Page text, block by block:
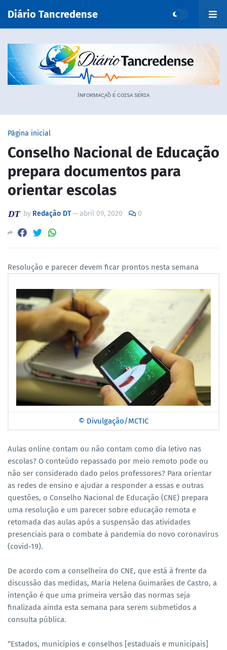
Diário Tancredense
Iɴғᴏʀᴍᴀᴄ̧ᴀ̃ᴏ ᴇ́ ᴄᴏɪsᴀ sᴇ́ʀɪᴀ
Página inicial
Conselho Nacional de Educação
prepara documentos para
orientar escolas
by Redação DT—abril 09, 2020 0
Resolução e parecer devem ficar prontos nesta semana
© Divulgação/MCTIC
Aulas online contam ou não contam como dia letivo nas
escolas? O conteúdo repassado por meio remoto pode ou
não ser considerado dado pelos professores? Para orientar
as redes de ensino e ajudar a responder a essas e outras
questões, o Conselho Nacional de Educação (CNE) prepara
uma resolução e um parecer sobre educação remota e
retomada das aulas após a suspensão das atividades
presenciais para o combate à pandemia do novo coronavírus
(covid-19).
De acordo com a conselheira do CNE, que está à frente da
discussão das medidas, Maria Helena Guimarães de Castro, a
intenção é que uma primeira versão das normas seja
finalizada ainda esta semana para serem submetidos a
consulta pública.
“Estados, municípios e conselhos [estaduais e municipais]